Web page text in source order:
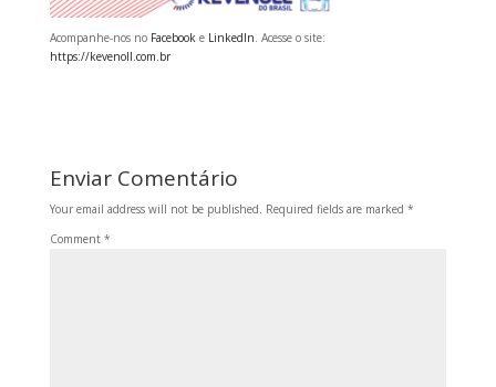
Acompanhe-nos no Facebook e LinkedIn . Acesse o site:
https://kevenoll.com.br
Enviar Comentário
Your email address will not be published. Required fields are marked *
Comment *